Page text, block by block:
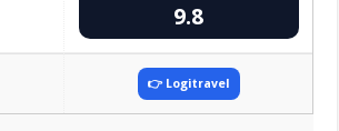
9.8
👉 Logitravel